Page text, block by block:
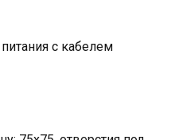
с кабелем